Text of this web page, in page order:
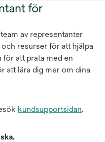
för
av representanter
resurser för att hjälpa
för att prata med en
att lära dig mer om dina
kundsupportsidan.